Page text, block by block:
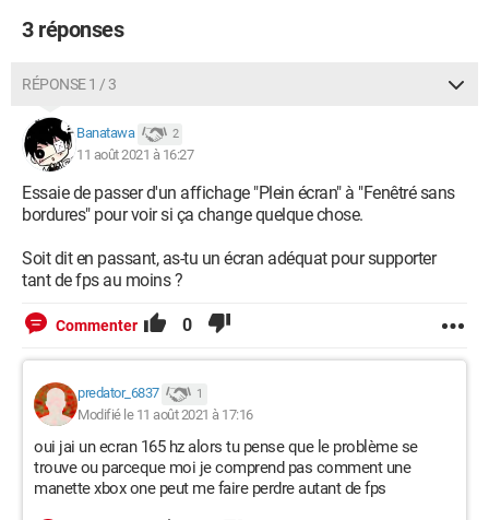
3 réponses
RÉPONSE 1 / 3
Banatawa 2
11 août 2021 à 16:27
Essaie de passer d'un affichage "Plein écran" à "Fenêtré sans
bordures" pour voir si ça change quelque chose.
Soit dit en passant, as-tu un écran adéquat pour supporter
tant de fps au moins ?
Commenter 0
predator_6837 1
Modifié le 11 août 2021 à 17:16
oui jai un ecran 165 hz alors tu pense que le problème se
trouve ou parceque moi je comprend pas comment une
manette xbox one peut me faire perdre autant de fps